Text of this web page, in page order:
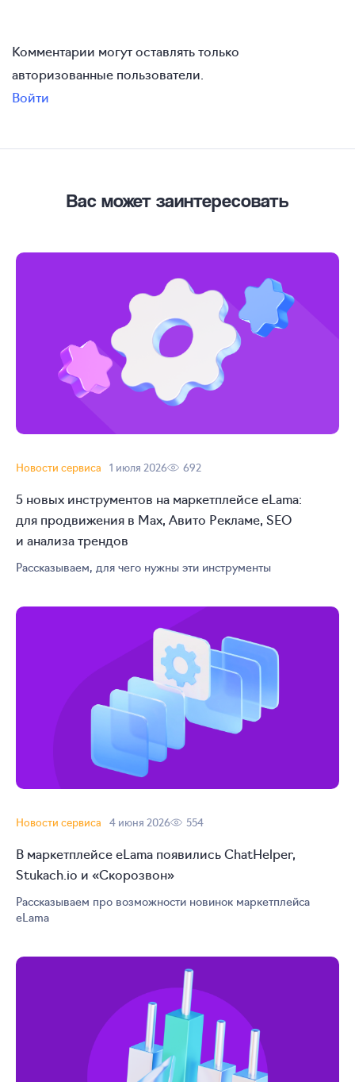
Комментарии могут оставлять только
авторизованные пользователи.
Войти
Вас может заинтересовать
Новости сервиса 1 июля 2026 692
5 новых инструментов на маркетплейсе eLama:
для продвижения в Max, Авито Рекламе, SEO
и анализа трендов
Рассказываем, для чего нужны эти инструменты
Новости сервиса 4 июня 2026 554
В маркетплейсе eLama появились ChatHelper,
Stukach.io и «Скорозвон»
Рассказываем про возможности новинок маркетплейса
eLama